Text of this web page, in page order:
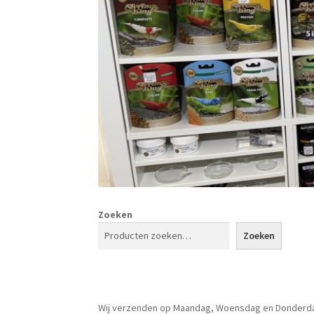
Zoeken
Zoeken
Wij verzenden op Maandag, Woensdag en